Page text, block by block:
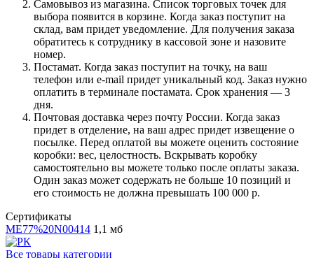
Самовывоз из магазина. Список торговых точек для
выбора появится в корзине. Когда заказ поступит на
склад, вам придет уведомление. Для получения заказа
обратитесь к сотруднику в кассовой зоне и назовите
номер.
Постамат. Когда заказ поступит на точку, на ваш
телефон или e-mail придет уникальный код. Заказ нужно
оплатить в терминале постамата. Срок хранения — 3
дня.
Почтовая доставка через почту России. Когда заказ
придет в отделение, на ваш адрес придет извещение о
посылке. Перед оплатой вы можете оценить состояние
коробки: вес, целостность. Вскрывать коробку
самостоятельно вы можете только после оплаты заказа.
Один заказ может содержать не больше 10 позиций и
его стоимость не должна превышать 100 000 р.
Сертификаты
ME77%20N00414 1,1 мб
Все товары категории